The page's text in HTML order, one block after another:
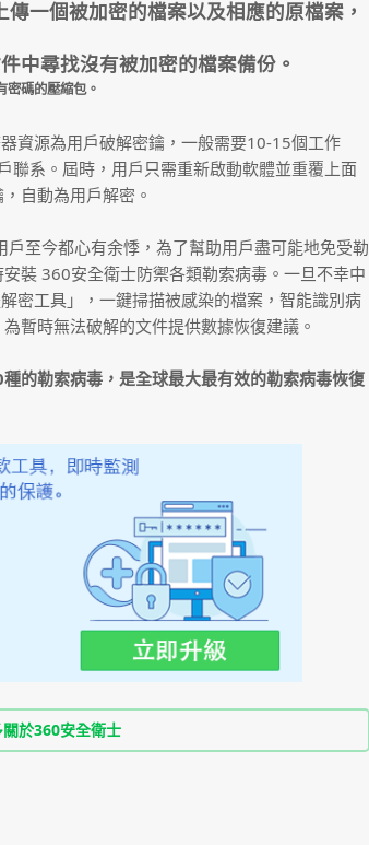
一個被加密的檔案以及相應的原檔案，
中尋找沒有被加密的檔案備份。
密碼的壓縮包。
資源為用戶破解密鑰，一般需要10-15個工作
聯系。屆時，用戶只需重新啟動軟體並重覆上面
自動為用戶解密。
至今都心有余悸，為了幫助用戶盡可能地免受勒
裝 360安全衛士防禦各類勒索病毒。一旦不幸中
密工具」，一鍵掃描被感染的檔案，智能識別病
暫時無法破解的文件提供數據恢復建議。
的勒索病毒，是全球最大最有效的勒索病毒恢復
於360安全衛士